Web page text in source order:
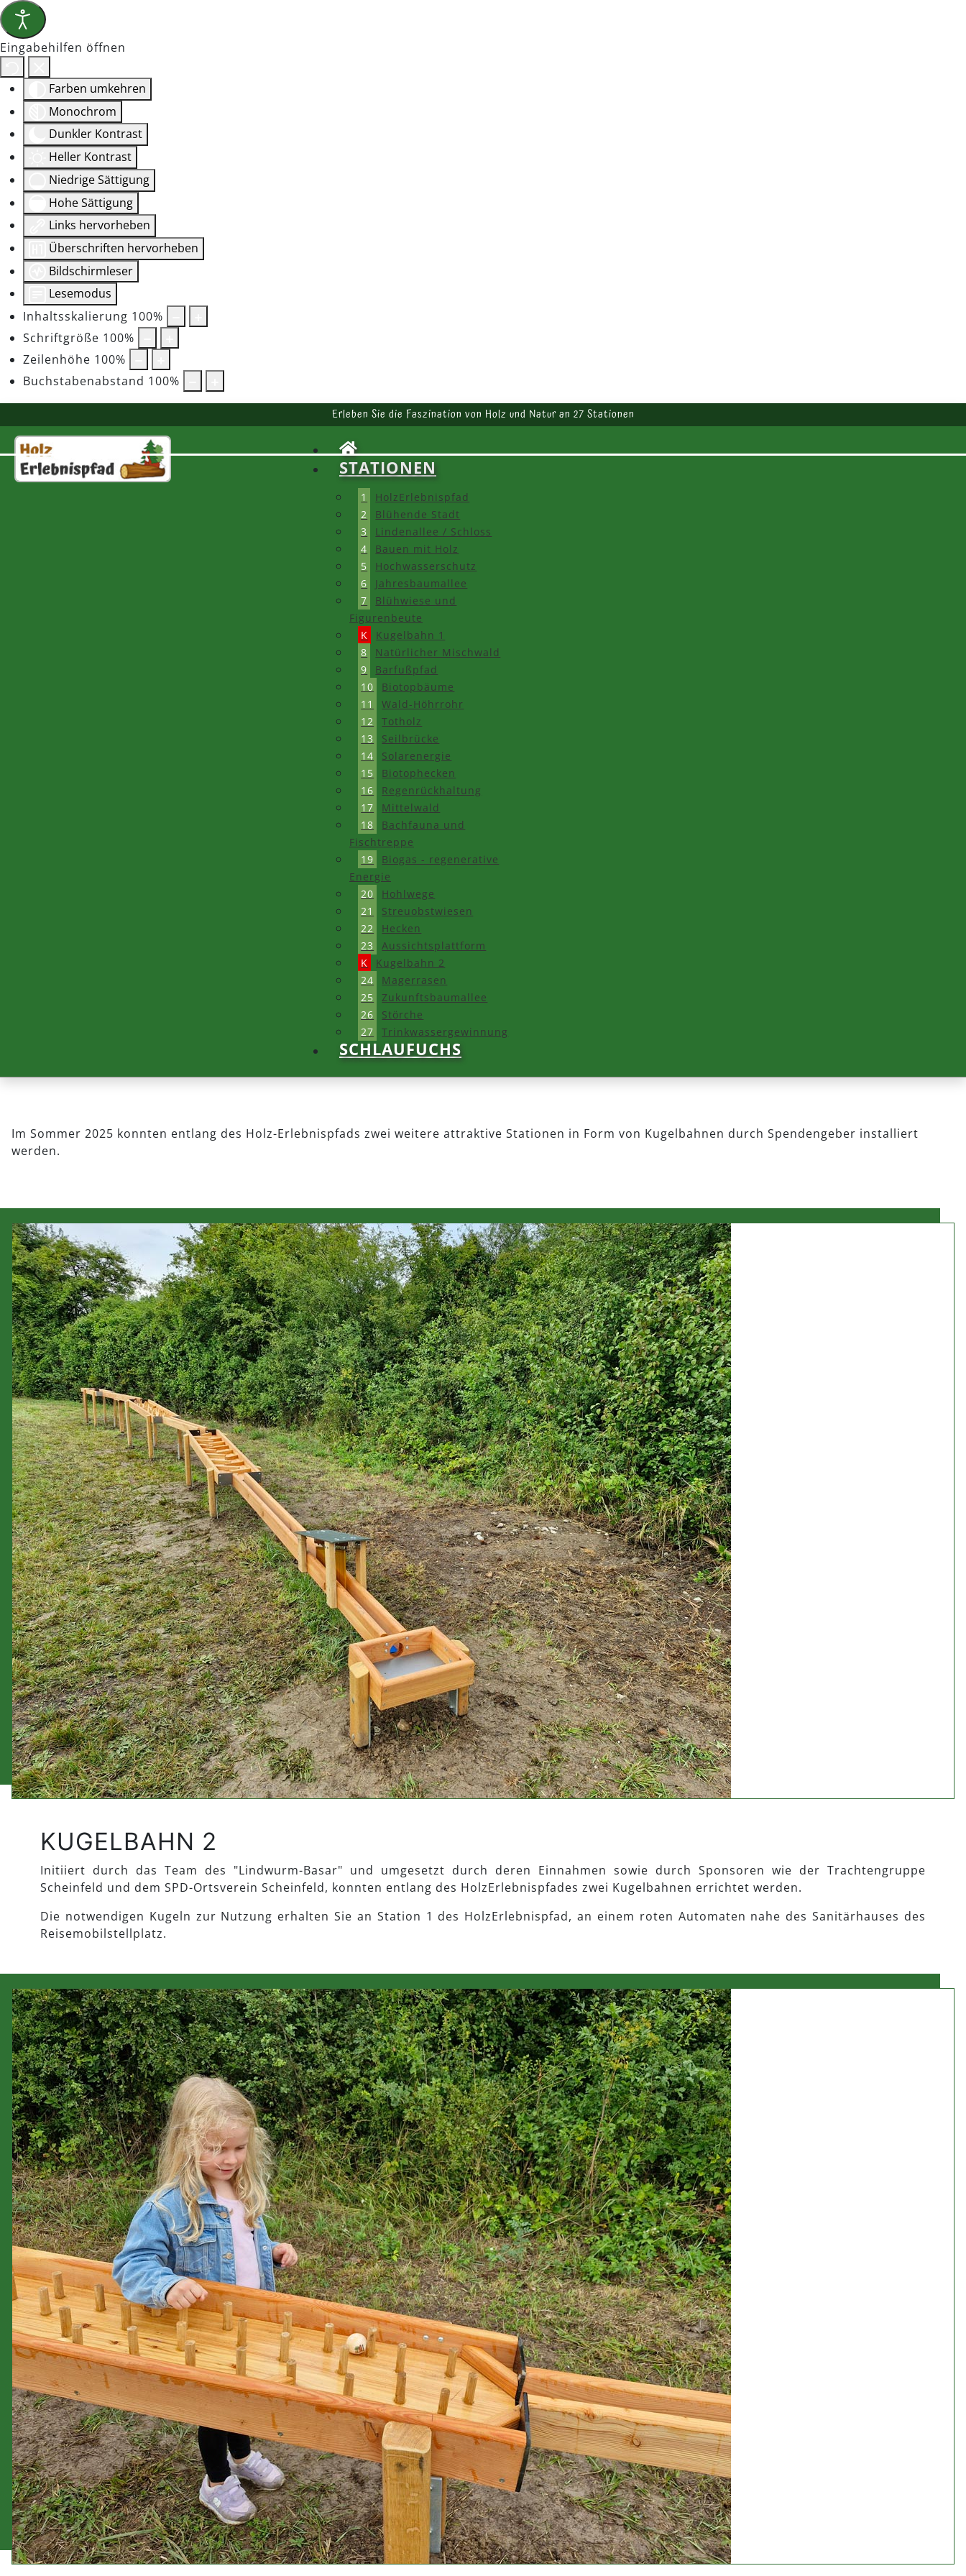
Eingabehilfen öffnen
Farben umkehren
Monochrom
Dunkler Kontrast
Heller Kontrast
Niedrige Sättigung
Hohe Sättigung
Links hervorheben
Überschriften hervorheben
Bildschirmleser
Lesemodus
Inhaltsskalierung 100%
Schriftgröße 100%
Zeilenhöhe 100%
Buchstabenabstand 100%
Erleben Sie die Faszination von Holz und Natur an 27 Stationen
STATIONEN
1
HolzErlebnispfad
2
Blühende Stadt
3
Lindenallee / Schloss
4
Bauen mit Holz
5
Hochwasserschutz
6
Jahresbaumallee
7
Blühwiese und
Figurenbeute
K
Kugelbahn 1
8
Natürlicher Mischwald
9
Barfußpfad
10
Biotopbäume
11
Wald-Höhrrohr
12
Totholz
13
Seilbrücke
14
Solarenergie
15
Biotophecken
16
Regenrückhaltung
17
Mittelwald
18
Bachfauna und
Fischtreppe
19
Biogas - regenerative
Energie
20
Hohlwege
21
Streuobstwiesen
22
Hecken
23
Aussichtsplattform
K
Kugelbahn 2
24
Magerrasen
25
Zukunftsbaumallee
26
Störche
27
Trinkwassergewinnung
SCHLAUFUCHS
Im Sommer 2025 konnten entlang des Holz-Erlebnispfads zwei weitere attraktive Stationen in Form von Kugelbahnen durch Spendengeber installiert
werden.
KUGELBAHN 2
Initiiert durch das Team des "Lindwurm-Basar" und umgesetzt durch deren Einnahmen sowie durch Sponsoren wie der Trachtengruppe
Scheinfeld und dem SPD-Ortsverein Scheinfeld, konnten entlang des HolzErlebnispfades zwei Kugelbahnen errichtet werden.
Die notwendigen Kugeln zur Nutzung erhalten Sie an Station 1 des HolzErlebnispfad, an einem roten Automaten nahe des Sanitärhauses des
Reisemobilstellplatz.